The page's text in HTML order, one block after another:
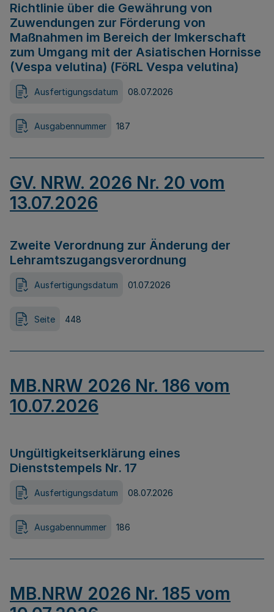
Richtlinie über die Gewährung von
Zuwendungen zur Förderung von
Maßnahmen im Bereich der Imkerschaft
zum Umgang mit der Asiatischen Hornisse
(Vespa velutina) (FöRL Vespa velutina)
Ausfertigungsdatum 08.07.2026
Ausgabennummer 187
GV. NRW. 2026 Nr. 20 vom
13.07.2026
Zweite Verordnung zur Änderung der
Lehramtszugangsverordnung
Ausfertigungsdatum 01.07.2026
Seite 448
MB.NRW 2026 Nr. 186 vom
10.07.2026
Ungültigkeitserklärung eines
Dienststempels Nr. 17
Ausfertigungsdatum 08.07.2026
Ausgabennummer 186
MB.NRW 2026 Nr. 185 vom